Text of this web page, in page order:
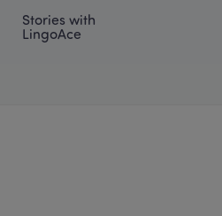
Try For Free
Stories with
LingoAce